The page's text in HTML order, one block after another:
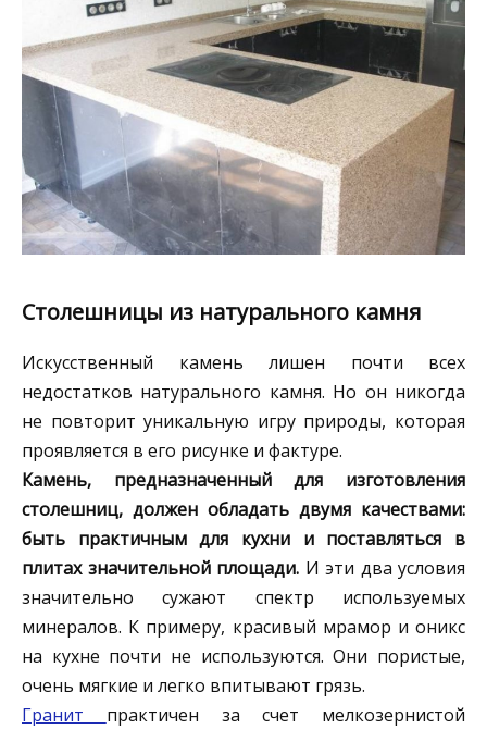
Столешницы из натурального камня
Искусственный камень лишен почти всех
недостатков натурального камня. Но он никогда
не повторит уникальную игру природы, которая
проявляется в его рисунке и фактуре.
Камень, предназначенный для изготовления
столешниц, должен обладать двумя качествами:
быть практичным для кухни и поставляться в
плитах значительной площади. И эти два условия
значительно сужают спектр используемых
минералов. К примеру, красивый мрамор и оникс
на кухне почти не используются. Они пористые,
очень мягкие и легко впитывают грязь.
Гранит практичен за счет мелкозернистой